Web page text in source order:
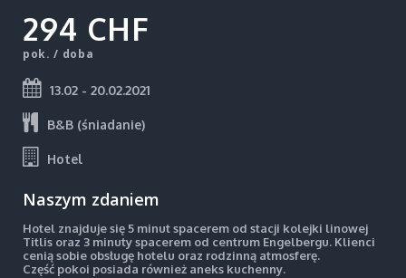
294 CHF
pok. / doba
13.02 - 20.02.2021
B&B (śniadanie)
Hotel
Naszym zdaniem
Hotel znajduje się 5 minut spacerem od stacji kolejki linowej
Titlis oraz 3 minuty spacerem od centrum Engelbergu. Klienci
cenią sobie obsługę hotelu oraz rodzinną atmosferę.
Część pokoi posiada również aneks kuchenny.